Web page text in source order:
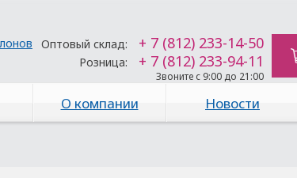
Оптовый склад: + 7 (812) 233-14-50
Розница: + 7 (812) 233-94-11
Звоните с 9:00 до 21:00
О компании Новости